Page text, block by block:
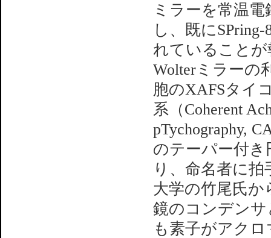
ミラーを常温
し、既に
れていること
Wolterミラーの
胞のXAFSタイ
系（Coherent
pTychography,
のテーパー付
り、命名者に
大学の竹尾氏か
鏡のコンデン
も素子がアク